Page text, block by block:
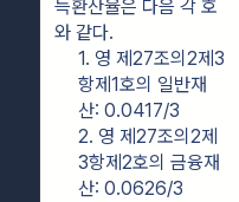
득환산율은 다음 각 호
와 같다.
1. 영 제27조의2제3
항제1호의 일반재
산: 0.0417/3
2. 영 제27조의2제
3항제2호의 금융재
산: 0.0626/3